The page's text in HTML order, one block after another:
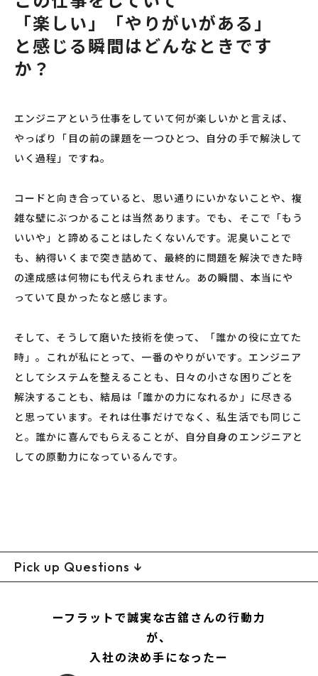
「楽しい」「やりがいがある」
と感じる瞬間はどんなときです
か？
エンジニアという仕事をしていて何が楽しいかと言えば、
やっぱり「目の前の課題を一つひとつ、自分の手で解決して
いく過程」ですね。
コードと向き合っていると、思い通りにいかないことや、複
雑な壁にぶつかることは当然あります。でも、そこで「もう
いいや」と諦めることはしたくないんです。泥臭いことで
も、納得いくまで突き詰めて、最終的に問題を解決できた時
の達成感は何物にも代えられません。あの瞬間、本当にや
っていて良かったなと感じます。
そして、そうして磨いた技術を使って、「誰かの役に立てた
時」。これが私にとって、一番のやりがいです。エンジニア
としてシステムを整えることも、日々の小さな困りごとを
解決することも、結局は「誰かの力になれるか」に尽きる
と思っています。それは仕事だけでなく、私生活でも同じこ
と。誰かに喜んでもらえることが、自分自身のエンジニアと
しての原動力になっているんです。
Pick up Questions ↓
ーフラットで誠実な古舘さんの行動力
が、
入社の決め手になったー